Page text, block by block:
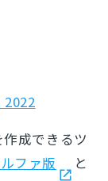
成できるツ
ファ版
と